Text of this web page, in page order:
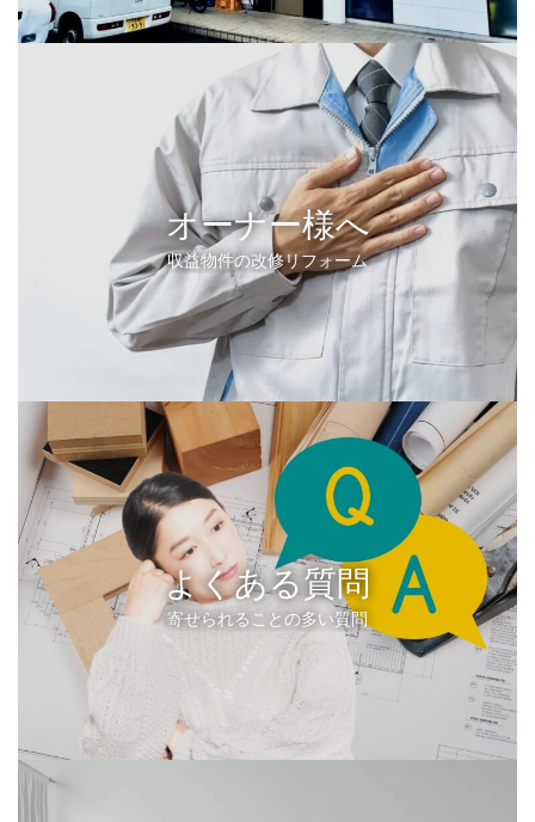
オーナー様へ
収益物件の改修リフォーム
よくある質問
寄せられることの多い質問